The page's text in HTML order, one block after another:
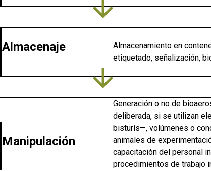
arrow_downward
Almacenaje
Almacenamiento en
etiquetado, señalización,
arrow_downward
Manipulación
Generación o no de
deliberada, si se utilizan
bisturís—, volúmenes o
animales de
capacitación del personal
procedimientos de trabajo